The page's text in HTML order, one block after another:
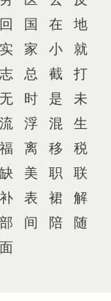
回 国 在
地
实 家 小
就
志 总 截
打
无 时 是
未
流 浮 混
生
福 离 移
税
缺 美 职
联
补 表 裙
解
部 间 陪
随
面